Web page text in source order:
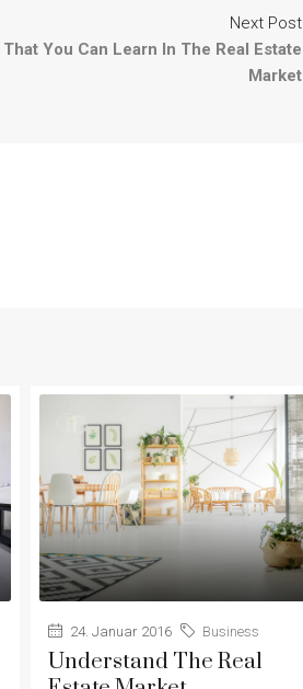
Next Post
You Can Learn In The Real Estate
Market
24. Januar 2016 Business
Understand The Real